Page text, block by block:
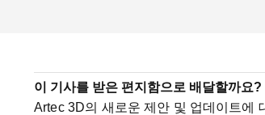
이 기사를 받은 편지함으로 배달할까요?
Artec 3D의 새로운 제안 및 업데이트에